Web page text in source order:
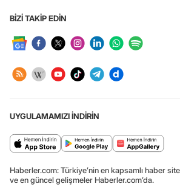
BİZİ TAKİP EDİN
UYGULAMAMIZI İNDİRİN
Haberler.com: Türkiye’nin en kapsamlı haber
ve en güncel gelişmeler Haberler.com’da.